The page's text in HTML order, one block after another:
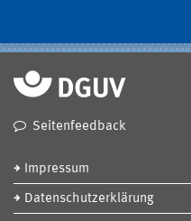
Seitenfeedback
Impressum
Datenschutzerklärung